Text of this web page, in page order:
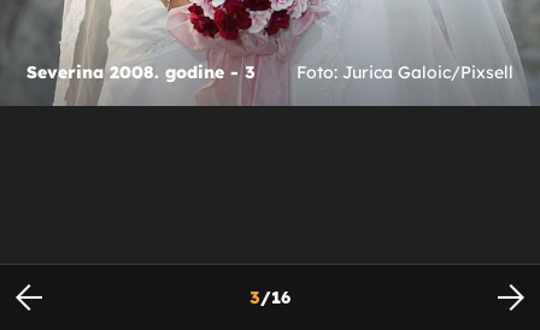
Severina 2008. godine - 3 Foto: Jurica Galoic/Pixsell
3/16